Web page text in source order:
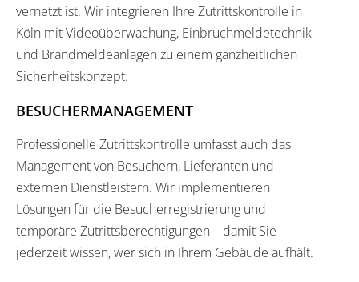
vernetzt ist. Wir integrieren Ihre Zutrittskontrolle in
Köln mit Videoüberwachung, Einbruchmeldetechnik
und Brandmeldeanlagen zu einem ganzheitlichen
Sicherheitskonzept.
BESUCHERMANAGEMENT
Professionelle Zutrittskontrolle umfasst auch das
Management von Besuchern, Lieferanten und
externen Dienstleistern. Wir implementieren
Lösungen für die Besucherregistrierung und
temporäre Zutrittsberechtigungen – damit Sie
jederzeit wissen, wer sich in Ihrem Gebäude aufhält.